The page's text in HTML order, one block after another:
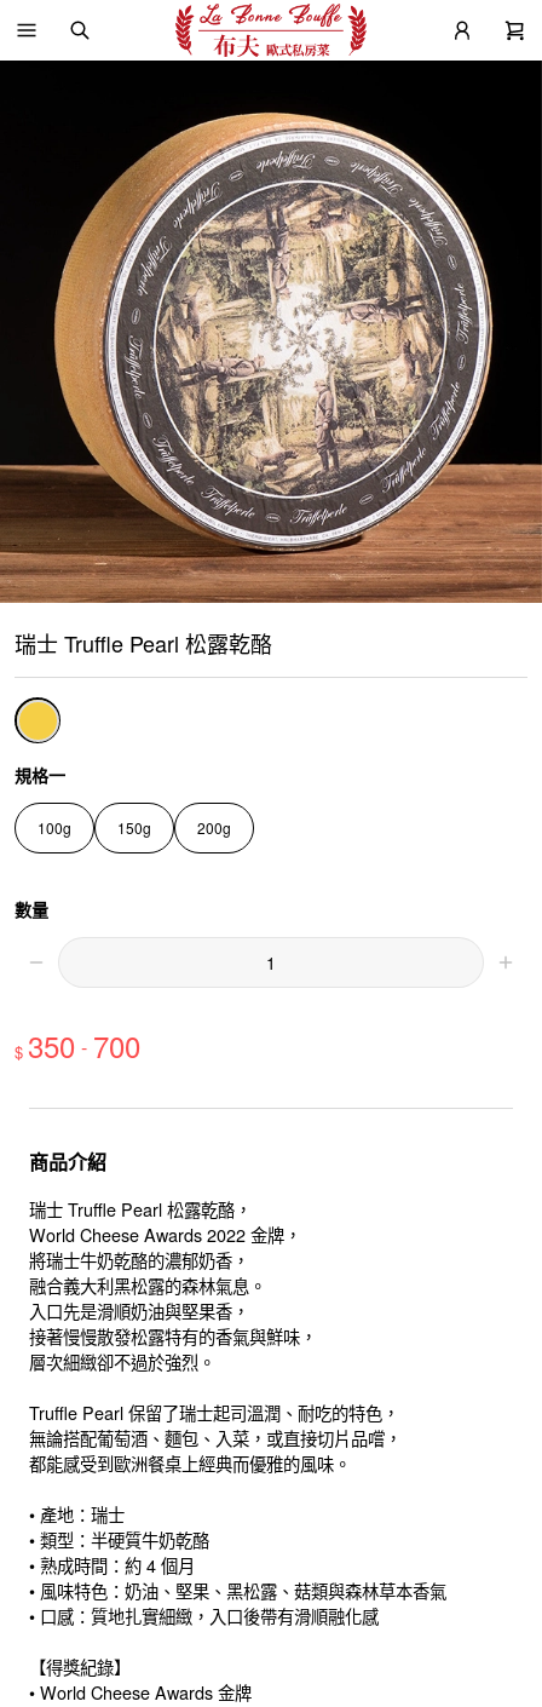
瑞士 Truffle Pearl 松露乾酪
規格一
100g 150g 200g
數量
$ 350 - 700
商品介紹
瑞士 Truffle Pearl 松露乾酪，
World Cheese Awards 2022 金牌，
將瑞士牛奶乾酪的濃郁奶香，
融合義大利黑松露的森林氣息。
入口先是滑順奶油與堅果香，
接著慢慢散發松露特有的香氣與鮮味，
層次細緻卻不過於強烈。
Truffle Pearl 保留了瑞士起司溫潤、耐吃的特色，
無論搭配葡萄酒、麵包、入菜，或直接切片品嚐，
都能感受到歐洲餐桌上經典而優雅的風味。
• 產地：瑞士
• 類型：半硬質牛奶乾酪
• 熟成時間：約 4 個月
• 風味特色：奶油、堅果、黑松露、菇類與森林草本香氣
• 口感：質地扎實細緻，入口後帶有滑順融化感
【得獎紀錄】
• World Cheese Awards 金牌